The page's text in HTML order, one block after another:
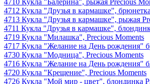
4712 Кукла "Друзья в кармашке",
4713 Кукла "Друзья в кармашке", рыжая
4711 Кукла "Друзья в кармашке",
4719 Кукла "Милашка", Precious Moments
4717 Кукла "Желание на День рождения"
4730 Кукла "Модница", Precious Moments
4716 Кукла "Желание на День рождения"
4720 Кукла "Крещение", Precious Moments
4726 Кукла "Мой мир - цвет", блондинка